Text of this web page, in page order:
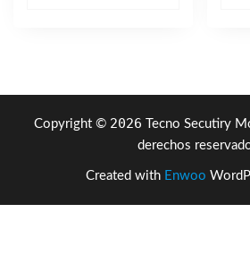
Copyright © 2026 Tecno Secutiry
derechos
Created with Enwoo